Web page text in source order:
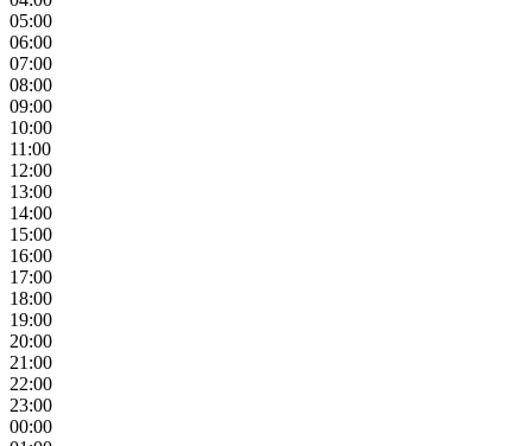
05:00
06:00
07:00
08:00
09:00
10:00
11:00
12:00
13:00
14:00
15:00
16:00
17:00
18:00
19:00
20:00
21:00
22:00
23:00
00:00